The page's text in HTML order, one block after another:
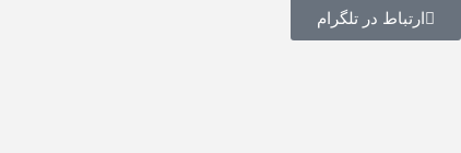
ارتباط در تلگرام